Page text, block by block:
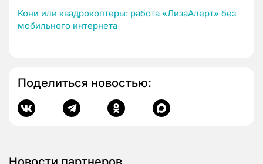
Кони или квадрокоптеры: работа «ЛизаАлерт» без
мобильного интернета
Поделиться новостью: